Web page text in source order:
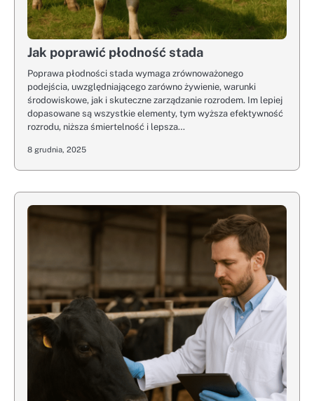
Jak poprawić płodność stada
Poprawa płodności stada wymaga zrównoważonego
podejścia, uwzględniającego zarówno żywienie, warunki
środowiskowe, jak i skuteczne zarządzanie rozrodem. Im lepiej
dopasowane są wszystkie elementy, tym wyższa efektywność
rozrodu, niższa śmiertelność i lepsza…
8 grudnia, 2025